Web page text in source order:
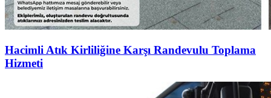
Hacimli Atık Kirliliğine Karşı Randevulu Toplama
Hizmeti